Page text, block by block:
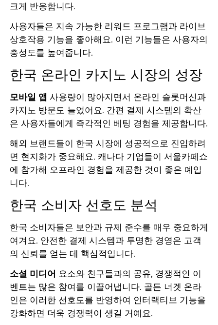
크게 반응합니다.
사용자들은 지속 가능한 리워드 프로그램과 라이브
상호작용 기능을 좋아해요. 이런 기능들은 사용자의
충성도를 높여줍니다.
한국 온라인 카지노 시장의 성장
모바일 앱 사용량이 많아지면서 온라인 슬롯머신과
카지노 방문도 늘었어요. 간편 결제 시스템의 확산
은 사용자들에게 즉각적인 베팅 경험을 제공합니다.
해외 브랜드들이 한국 시장에 성공적으로 진입하려
면 현지화가 중요해요. 캐나다 기업들이 서울카페쇼
에 참가해 오프라인 경험을 제공한 것이 좋은 예입
니다.
한국 소비자 선호도 분석
한국 소비자들은 보안과 규제 준수를 매우 중요하게
여겨요. 안전한 결제 시스템과 투명한 경영은 고객
의 신뢰를 얻는 데 핵심적입니다.
소셜 미디어 요소와 친구들과의 공유, 경쟁적인 이
벤트는 많은 참여를 이끌어냅니다. 골든 너겟 온라
인은 이러한 선호도를 반영하여 인터랙티브 기능을
강화하면 더욱 경쟁력이 생길 거예요.